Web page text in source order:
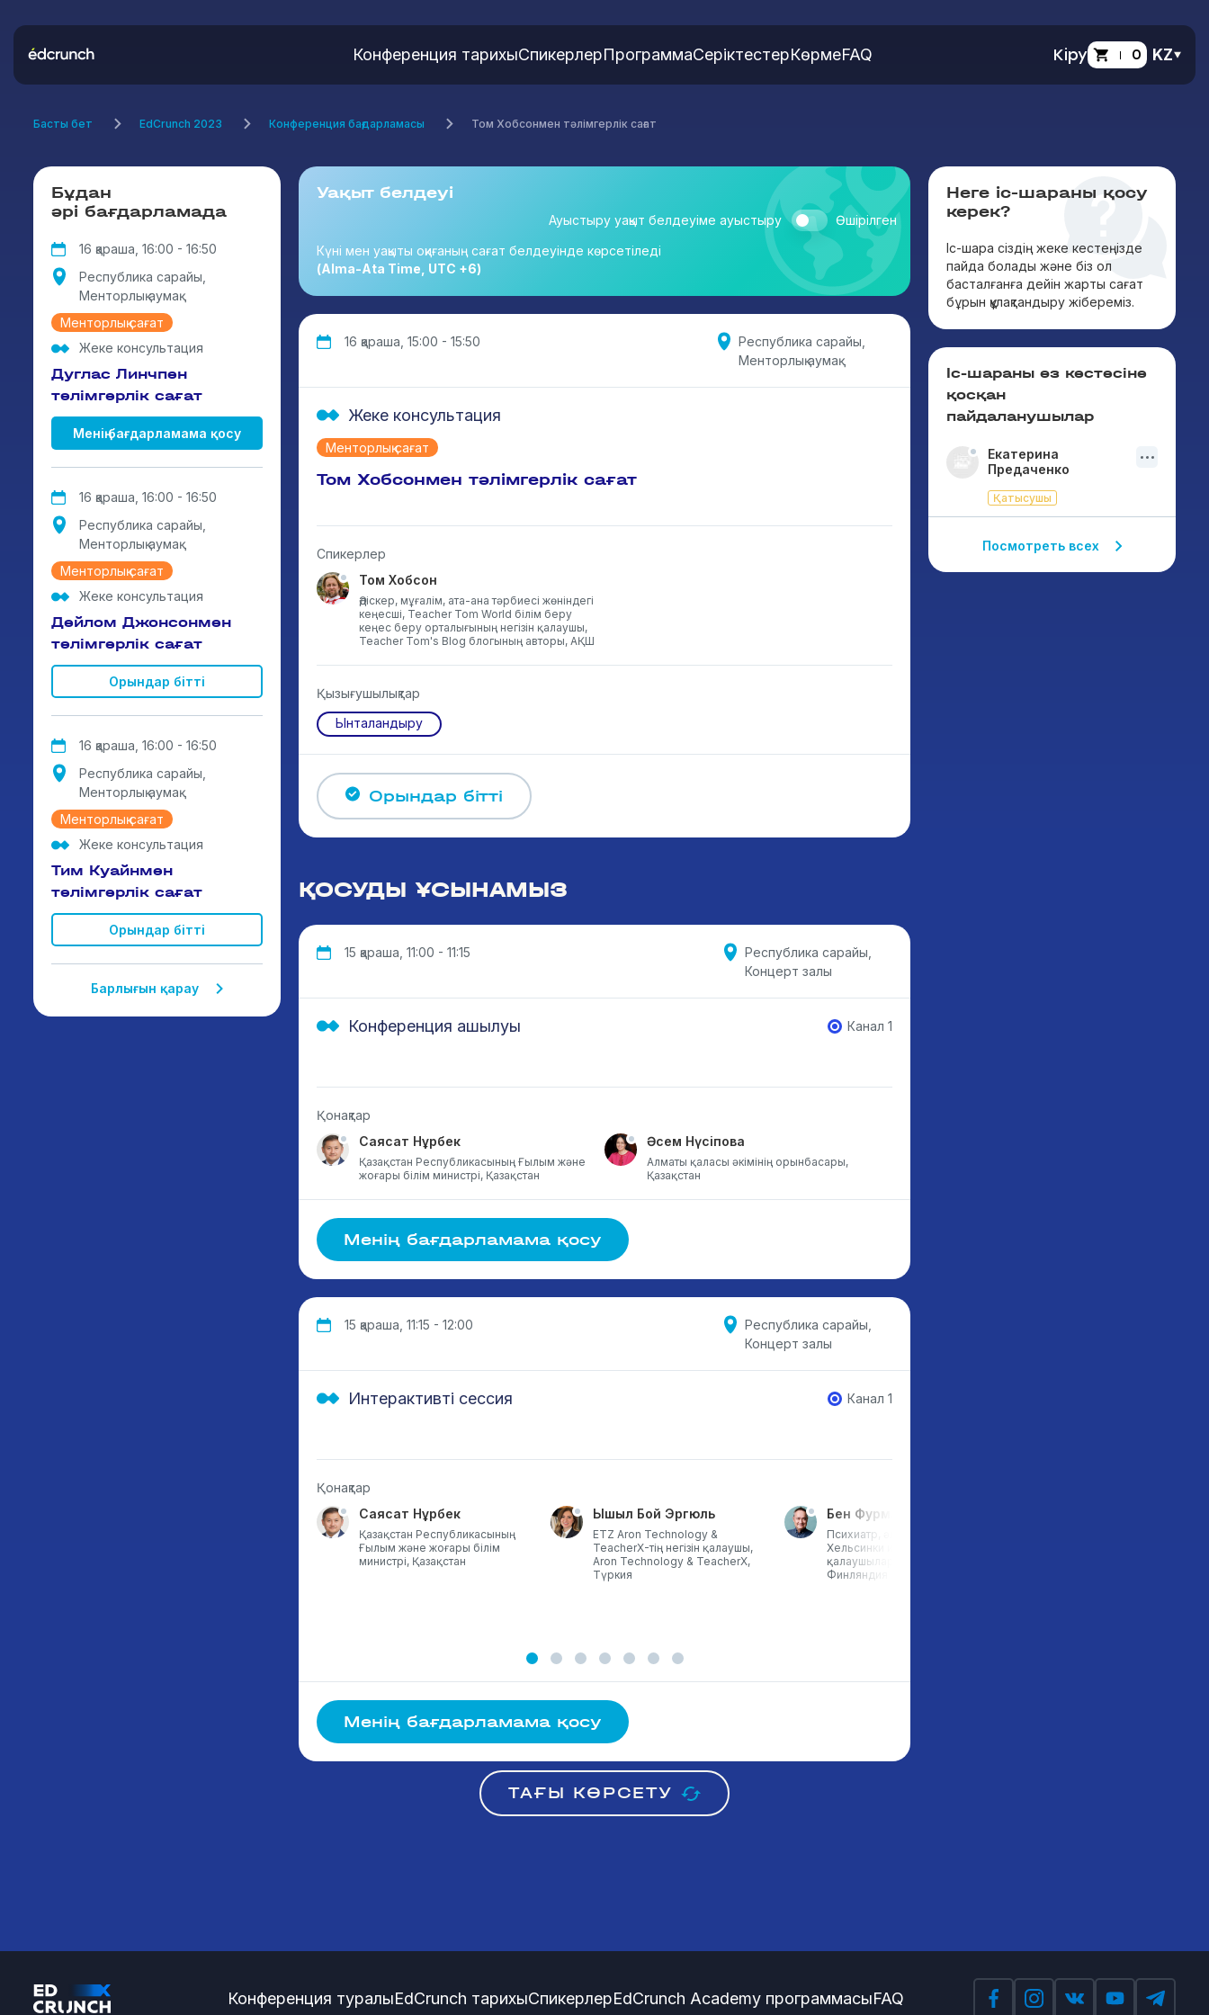
Конференция тарихыСпикерлерПрограммаСеріктестерКөрмеFAQ Кіру 0 KZ
Басты бет EdCrunch 2023 Конференция бағдарламасы Том Хобсонмен тәлімгерлік сағат
Бұдан
әрі бағдарламада
16 қараша, 16:00 - 16:50
Республика сарайы,
Менторлық аумақ
Менторлық сағат
Жеке консультация
Дуглас Линчпен
тәлімгерлік сағат
Менің бағдарламама қосу
16 қараша, 16:00 - 16:50
Республика сарайы,
Менторлық аумақ
Менторлық сағат
Жеке консультация
Дейлом Джонсонмен
тәлімгерлік сағат
Орындар бітті
16 қараша, 16:00 - 16:50
Республика сарайы,
Менторлық аумақ
Менторлық сағат
Жеке консультация
Тим Куайнмен
тәлімгерлік сағат
Орындар бітті
Барлығын қарау
Уақыт белдеуі
Күні мен уақыты оқиғаның сағат белдеуінде көрсетіледі
(Alma-Ata Time, UTC +6)
Ауыстыру уақыт белдеуіме ауыстыру Өшірілген
16 қараша, 15:00 - 15:50
Республика сарайы,
Менторлық аумақ
Менторлық сағат
Жеке консультация
Том Хобсонмен тәлімгерлік сағат
Спикерлер
Том Хобсон
Әдіскер, мұғалім, ата-ана тәрбиесі жөніндегі
кеңесші, Teacher Tom World білім беру
кеңес беру орталығының негізін қалаушы,
Teacher Tom's Blog блогының авторы, АҚШ
Қызығушылықтар
Ынталандыру
Орындар бітті
ҚОСУДЫ ҰСЫНАМЫЗ
15 қараша, 11:00 - 11:15
Республика сарайы,
Концерт залы
Конференция ашылуы Канал 1
Қонақтар
Саясат Нұрбек
Қазақстан Республикасының Ғылым және
жоғары білім министрі, Қазақстан
Әсем Нүсіпова
Алматы қаласы әкімінің орынбасары,
Қазақстан
Менің бағдарламама қосу
15 қараша, 11:15 - 12:00
Республика сарайы,
Концерт залы
Интерактивті сессия Канал 1
Қонақтар
Саясат Нұрбек
Қазақстан Республикасының
Ғылым және жоғары білім
министрі, Қазақстан
Ышыл Бой Эргюль
ETZ Aron Technology &
TeacherX-тің негізін қалаушы,
Aron Technology & TeacherX,
Түркия
Бен Фурман
Психиатр, әлемдік тренер,
Хельсинки институтының негізін
қалаушылардың бірі,
Финляндия
Менің бағдарламама қосу
ТАҒЫ КӨРСЕТУ
Неге іс-шараны қосу
керек?
Іс-шара сіздің жеке кестеңізде
пайда болады және біз ол
басталғанға дейін жарты сағат
бұрын құлақтандыру жібереміз.
Іс-шараны өз кестесіне
қосқан
пайдаланушылар
Екатерина
Предаченко
Қатысушы
Посмотреть всех
Конференция туралыEdCrunch тарихыСпикерлерEdCrunch Academy программасыFAQ